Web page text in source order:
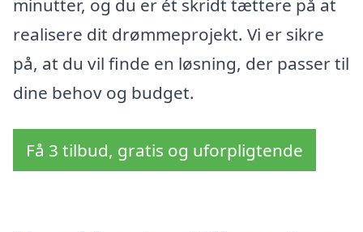
realisere dit drømmeprojekt. Vi er sikre
på, at du vil finde en løsning, der passer til
dine behov og budget.
Få 3 tilbud, gratis og uforpligtende